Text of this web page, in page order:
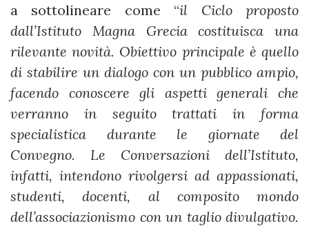
a sottolineare come “il Ciclo proposto
dall’Istituto Magna Grecia costituisca una
rilevante novità. Obiettivo principale è quello
di stabilire un dialogo con un pubblico ampio,
facendo conoscere gli aspetti generali che
verranno in seguito trattati in forma
specialistica durante le giornate del
Convegno. Le Conversazioni dell’Istituto,
infatti, intendono rivolgersi ad appassionati,
studenti, docenti, al composito mondo
dell’associazionismo con un taglio divulgativo.